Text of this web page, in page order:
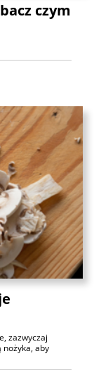
czym
zazwyczaj
nożyka, aby